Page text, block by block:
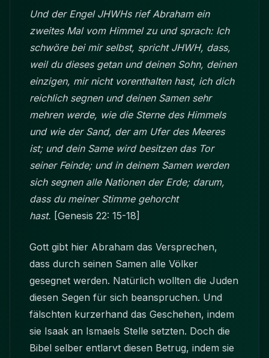
Und der Engel JHWHs rief Abraham ein
zweites Mal vom Himmel zu und sprach: Ich
schwöre bei mir selbst, spricht JHWH, dass,
weil du dieses getan und deinen Sohn, deinen
einzigen, mir nicht vorenthalten hast, ich dich
reichlich segnen und deinen Samen sehr
mehren werde, wie die Sterne des Himmels
und wie der Sand, der am Ufer des Meeres
ist; und dein Same wird besitzen das Tor
seiner Feinde; und in deinem Samen werden
sich segnen alle Nationen der Erde; darum,
dass du meiner Stimme gehorcht
hast. [Genesis 22: 15-18]
Gott gibt hier Abraham das Versprechen,
dass durch seinen Samen alle Völker
gesegnet werden. Natürlich wollten die Juden
diesen Segen für sich beanspruchen. Und
fälschten kurzerhand das Geschehen, indem
sie Isaak an Ismaels Stelle setzten. Doch die
Bibel selber entlarvt diesen Betrug, indem sie